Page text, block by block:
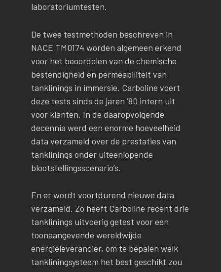
laboratoriumtesten.
De twee testmethoden beschreven in
NACE TM0174 worden algemeen erkend
voor het beoordelen van de chemische
bestendigheid en permeabiliteit van
tanklinings in immersie. Carboline voert
deze tests sinds de jaren ‘80 intern uit
voor klanten. In de daaropvolgende
decennia werd een enorme hoeveelheid
data verzameld over de prestaties van
tanklinings onder uiteenlopende
blootstellingsscenario’s.
En er wordt voortdurend nieuwe data
verzameld. Zo heeft Carboline recent drie
tanklinings uitvoerig getest voor een
toonaangevende wereldwijde
energieleverancier, om te bepalen welk
tankliningsysteem het best geschikt zou